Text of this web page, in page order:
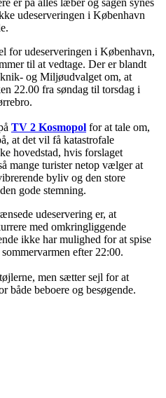
er på alles læber og sagen synes
udeserveringen i København
for udeserveringen i København,
til at vedtage. Der er blandt
og Miljøudvalget om, at
22.00 fra søndag til torsdag i
TV 2 Kosmopol for at tale om,
at det vil få katastrofale
hovedstad, hvis forslaget
mange turister netop vælger at
byliv og den store
gode stemning.
udeservering er, at
med omkringliggende
ikke har mulighed for at spise
efter 22:00.
men sætter sejl for at
både beboere og besøgende.